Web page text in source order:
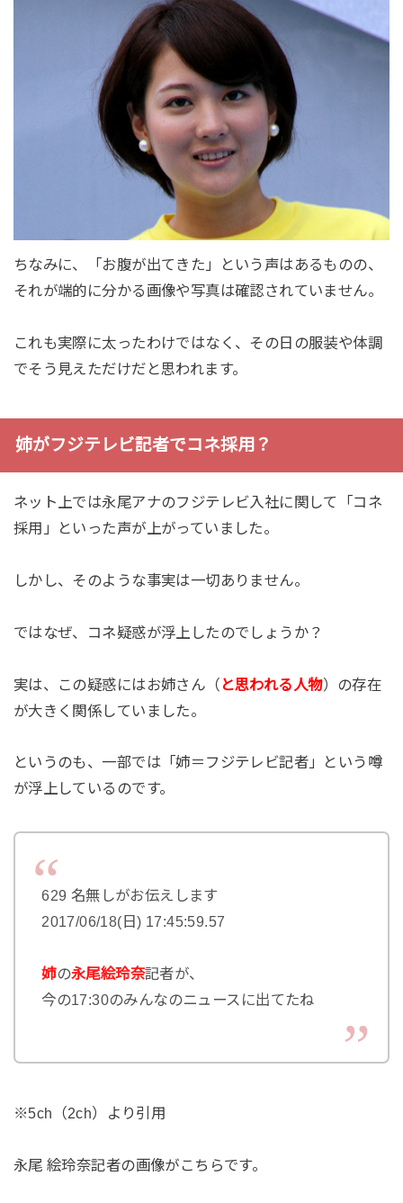
ちなみに、「お腹が出てきた」という声はあるものの、
それが端的に分かる画像や写真は確認されていません。
これも実際に太ったわけではなく、その日の服装や体調
でそう見えただけだと思われます。
姉がフジテレビ記者でコネ採用？
ネット上では永尾アナのフジテレビ入社に関して「コネ
採用」といった声が上がっていました。
しかし、そのような事実は一切ありません。
ではなぜ、コネ疑惑が浮上したのでしょうか？
実は、この疑惑にはお姉さん（ と思われる人物）の存在
が大きく関係していました。
というのも、一部では「姉＝フジテレビ記者」という噂
が浮上しているのです。
629 名無しがお伝えします
2017/06/18(日) 17:45:59.57
姉の永尾絵玲奈記者が、
今の17:30のみんなのニュースに出てたね
※5ch（2ch）より引用
永尾 絵玲奈記者の画像がこちらです。